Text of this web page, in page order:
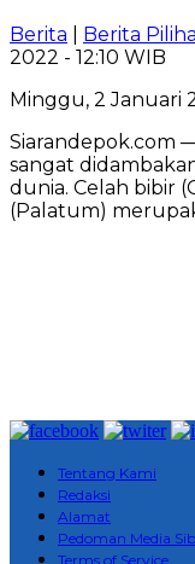
Berita Berita
2022 - 12:10 WIB
Minggu, 2 Januari
Siarandepok.com
sangat
dunia. Celah bibir
(Palatum)
Tentang Kami
Redaksi
Alamat
Pedoman Media
Terms of Service